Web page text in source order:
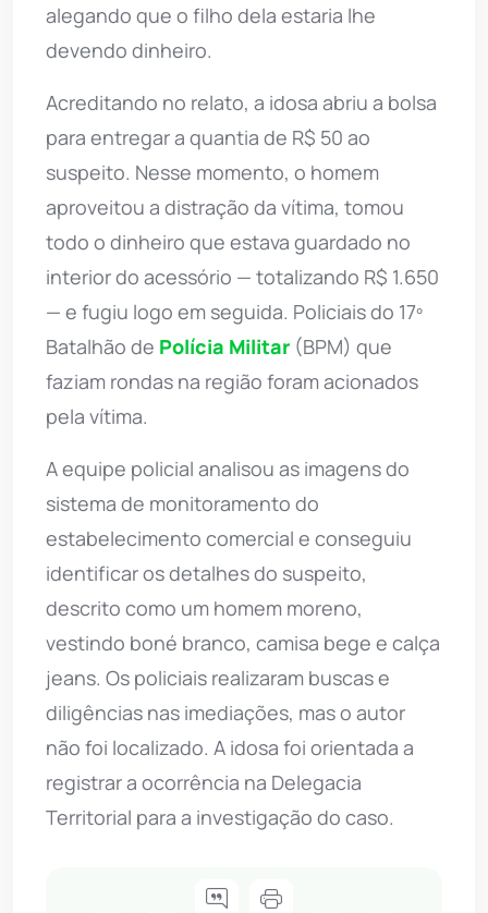
alegando que o filho dela estaria lhe
devendo dinheiro.
Acreditando no relato, a idosa abriu a bolsa
para entregar a quantia de R$ 50 ao
suspeito. Nesse momento, o homem
aproveitou a distração da vítima, tomou
todo o dinheiro que estava guardado no
interior do acessório — totalizando R$ 1.650
— e fugiu logo em seguida. Policiais do 17º
Batalhão de Polícia Militar (BPM) que
faziam rondas na região foram acionados
pela vítima.
A equipe policial analisou as imagens do
sistema de monitoramento do
estabelecimento comercial e conseguiu
identificar os detalhes do suspeito,
descrito como um homem moreno,
vestindo boné branco, camisa bege e calça
jeans. Os policiais realizaram buscas e
diligências nas imediações, mas o autor
não foi localizado. A idosa foi orientada a
registrar a ocorrência na Delegacia
Territorial para a investigação do caso.